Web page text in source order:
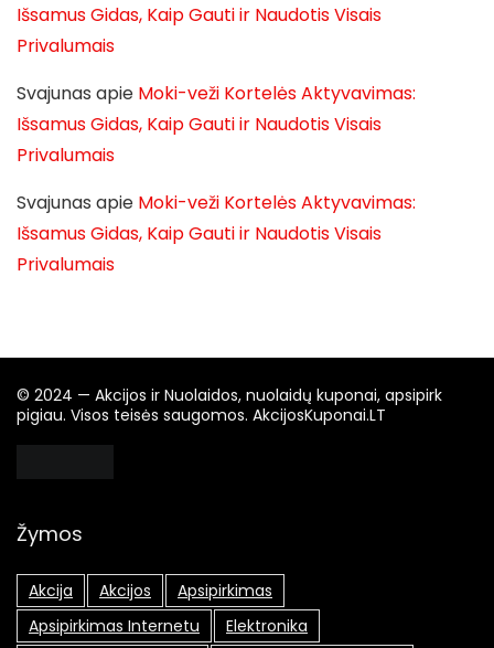
Išsamus Gidas, Kaip Gauti ir Naudotis Visais
Privalumais
Svajunas apie Moki-veži Kortelės Aktyvavimas:
Išsamus Gidas, Kaip Gauti ir Naudotis Visais
Privalumais
Svajunas apie Moki-veži Kortelės Aktyvavimas:
Išsamus Gidas, Kaip Gauti ir Naudotis Visais
Privalumais
© 2024 — Akcijos ir Nuolaidos, nuolaidų kuponai, apsipirk
pigiau. Visos teisės saugomos. AkcijosKuponai.LT
Žymos
Akcija Akcijos
Apsipirkimas
Apsipirkimas Internetu
Elektronika